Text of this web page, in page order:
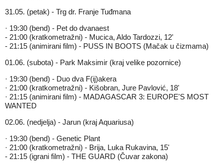
31.05. (petak) - Trg dr. Franje Tuđmana
· 19:30 (bend) - Pet do dvanaest
- 21:00 (kratkometražni) - Mucica, Aldo Tardozzi, 12'
- 21:15 (animirani film) - PUSS IN BOOTS (Mačak u čizmama)
01.06. (subota) - Park Maksimir (kraj velike pozornice)
· 19:30 (bend) - Duo dva F(ij)akera
· 21:00 (kratkometražni) - Kišobran, Jure Pavlović, 18'
· 21:15 (animirani film) - MADAGASCAR 3: EUROPE'S MOST
WANTED
02.06. (nedjelja) - Jarun (kraj Aquariusa)
· 19:30 (bend) - Genetic Plant
· 21:00 (kratkometražni) - Brija, Luka Rukavina, 15'
- 21:15 (igrani film) - THE GUARD (Čuvar zakona)